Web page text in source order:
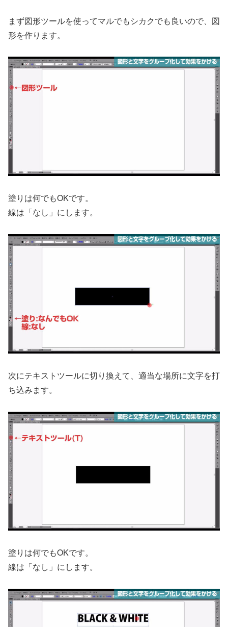
まず図形ツールを使ってマルでもシカクでも良いので、図
形を作ります。
塗りは何でもOKです。
線は「なし」にします。
次にテキストツールに切り換えて、適当な場所に文字を打
ち込みます。
塗りは何でもOKです。
線は「なし」にします。